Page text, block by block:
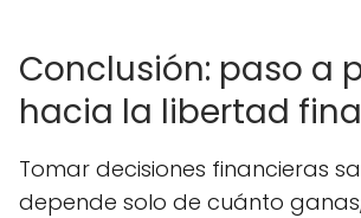
Conclusión: paso a
hacia la libertad
Tomar decisiones financieras
depende solo de cuánto